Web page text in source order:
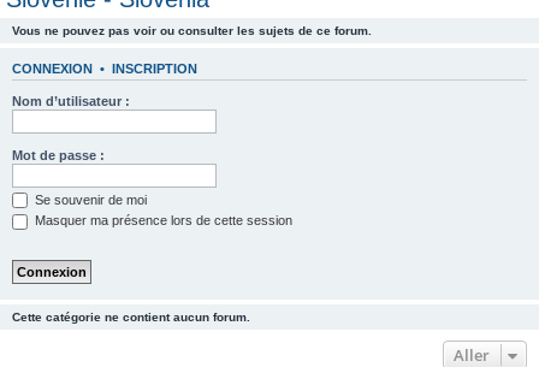
Vous ne pouvez pas voir ou consulter les sujets de ce forum.
CONNEXION • INSCRIPTION
Nom d’utilisateur :
Mot de passe :
Se souvenir de moi
Masquer ma présence lors de cette session
Cette catégorie ne contient aucun forum.
Aller